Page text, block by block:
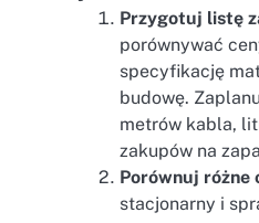
Przygotuj listę
porównywać
specyfikację
budowę.
metrów kabla,
zakupów na
Porównuj różne
stacjonarny i